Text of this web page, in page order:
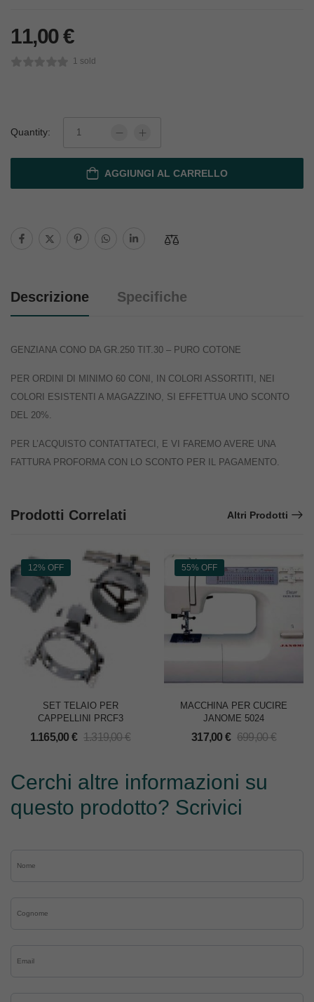
11,00€
1 sold
Quantity:
AGGIUNGI AL CARRELLO
Descrizione Specifiche
GENZIANA CONO DA GR.250 TIT.30 – PURO COTONE
PER ORDINI DI MINIMO 60 CONI, IN COLORI ASSORTITI, NEI
COLORI ESISTENTI A MAGAZZINO, SI EFFETTUA UNO SCONTO
DEL 20%.
PER L’ACQUISTO CONTATTATECI, E VI FAREMO AVERE UNA
FATTURA PROFORMA CON LO SCONTO PER IL PAGAMENTO.
Prodotti Correlati Altri Prodotti
12% OFF
SET TELAIO PER
CAPPELLINI PRCF3
1.165,00 € 1.319,00€
55% OFF
MACCHINA PER CUCIRE
JANOME 5024
317,00 € 699,00€
Cerchi altre informazioni su
questo prodotto? Scrivici